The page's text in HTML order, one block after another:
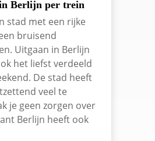
Berlijn per trein
stad met een rijke
bruisend
Uitgaan in Berlijn
het liefst verdeeld
De stad heeft
veel te
je geen zorgen over
Berlijn heeft ook